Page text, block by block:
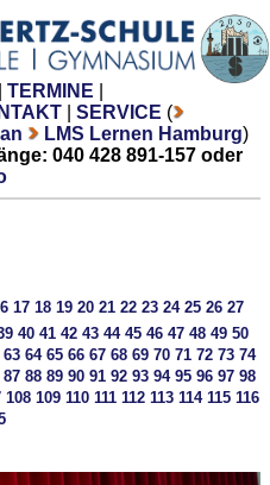
TERMINE
SERVICE (
LMS Lernen Hamburg)
040 428 891-157 oder
17 18 19 20 21 22 23 24 25 26 27
40 41 42 43 44 45 46 47 48 49 50
63 64 65 66 67 68 69 70 71 72 73 74
87 88 89 90 91 92 93 94 95 96 97 98
108 109 110 111 112 113 114 115 116